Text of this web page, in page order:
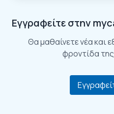
Εγγραφείτε στην
Θα μαθαίνετε νέα και
φροντίδα